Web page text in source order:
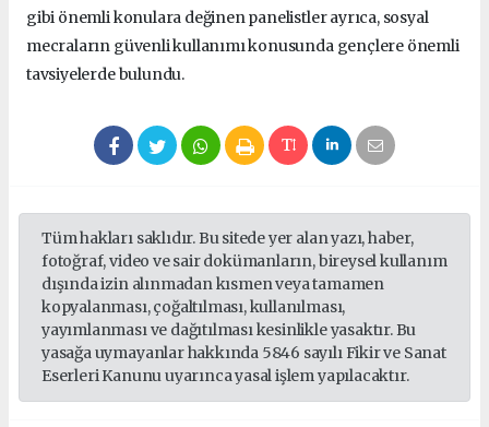
gibi önemli konulara değinen panelistler ayrıca, sosyal
mecraların güvenli kullanımı konusunda gençlere önemli
tavsiyelerde bulundu.
Tüm hakları saklıdır. Bu sitede yer alan yazı, haber,
fotoğraf, video ve sair dokümanların, bireysel kullanım
dışında izin alınmadan kısmen veya tamamen
kopyalanması, çoğaltılması, kullanılması,
yayımlanması ve dağıtılması kesinlikle yasaktır. Bu
yasağa uymayanlar hakkında 5846 sayılı Fikir ve Sanat
Eserleri Kanunu uyarınca yasal işlem yapılacaktır.